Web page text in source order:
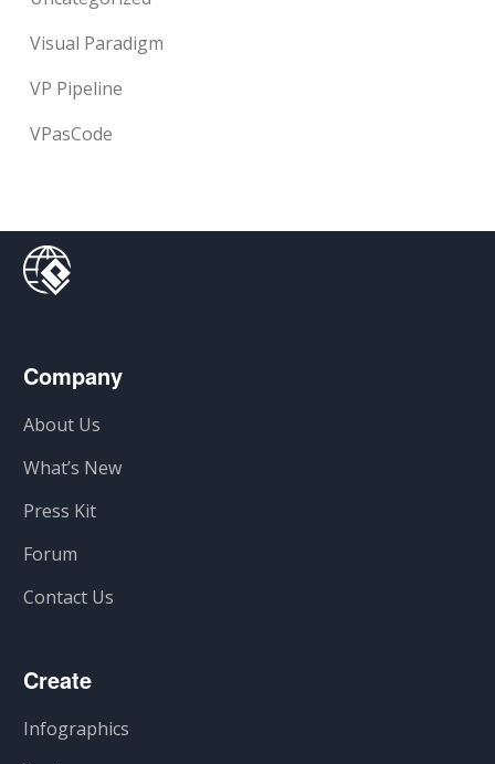
Visual Paradigm
VP Pipeline
VPasCode
Company
About Us
What’s New
Press Kit
Forum
Contact Us
Create
Infographics